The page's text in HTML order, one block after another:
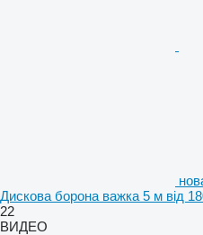
Дискова борона важка 5 м від
22
ВИДЕО